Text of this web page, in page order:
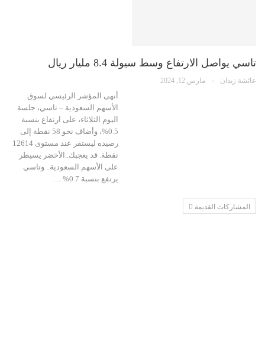
تاسي يواصل الارتفاع وسط سيولة 8.4 مليار ريال
عائشة زيدان مارس 12, 2024
أنهى المؤشر الرئيسي لسوق
الأسهم السعودية – تاسي، جلسة
اليوم الثلاثاء، على ارتفاع بنسبة
0.5%، وأضاف نحو 58 نقطة إلى
رصيده ليستقر عند مستوى 12614
نقطة. قد يعجبك..الأخضر يسيطر
على الأسهم السعودية.. وتاسي
يرتفع بنسبة 0.7% …
المشاركات القديمة